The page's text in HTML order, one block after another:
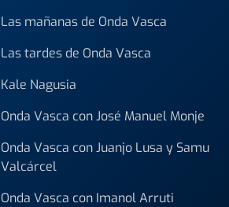
Las mañanas de Onda Vasca
Las tardes de Onda Vasca
Kale Nagusia
Onda Vasca con José Manuel Monje
Onda Vasca con Juanjo Lusa y Samu
Valcárcel
Onda Vasca con Imanol Arruti